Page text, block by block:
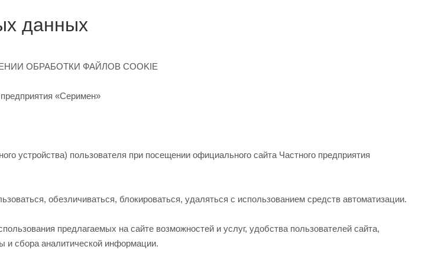
данных
ОБРАБОТКИ ФАЙЛОВ COOKIE
предприятия «Серимен»
устройства) пользователя при посещении официального сайта Частного предприятия
обезличиваться, блокироваться, удаляться с использованием средств автоматизации.
предлагаемых на сайте возможностей и услуг, удобства пользователей сайта,
и сбора аналитической информации.